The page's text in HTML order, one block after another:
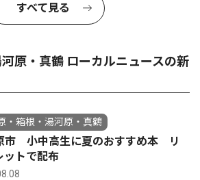
すべて見る
原・真鶴 ローカルニュースの新
・箱根・湯河原・真鶴
市 小中高生に夏のおすすめ本 リ
ットで配布